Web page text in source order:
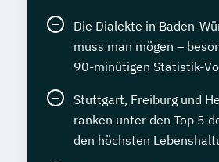
Die Dialekte in Baden-
muss man mögen –
90-minütigen Statistik-
Stuttgart, Freiburg und
ranken unter den Top 5
den höchsten